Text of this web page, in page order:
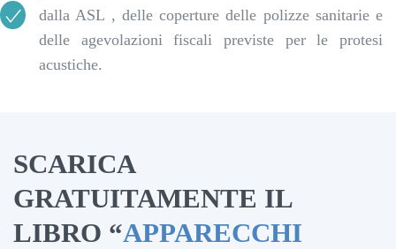
dalla ASL , delle coperture delle polizze sanitarie e
delle agevolazioni fiscali previste per le protesi
acustiche.
SCARICA
GRATUITAMENTE IL
LIBRO “APPARECCHI